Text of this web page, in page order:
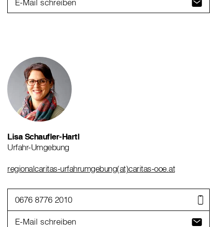
E-Mail schreiben
Lisa Schaufler-Hartl
Urfahr-Umgebung
regionalcaritas-urfahrumgebung(at)caritas-ooe.at
0676 8776 2010
E-Mail schreiben